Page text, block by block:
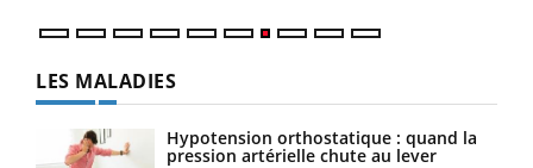
LES MALADIES
Hypotension orthostatique : quand la
pression artérielle chute au lever